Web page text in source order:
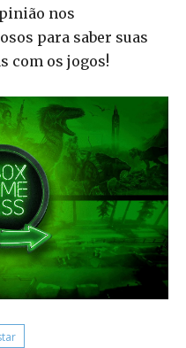
nos
para saber suas
com os jogos!